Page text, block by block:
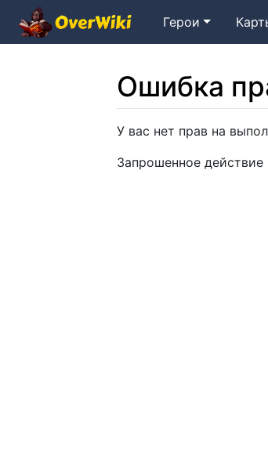
Герои
Ошибка
Перейти к:навигация,
У вас нет прав на
Запрошенное действие